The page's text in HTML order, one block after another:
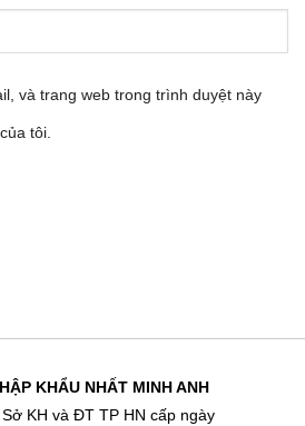
và trang web trong trình duyệt này
tôi.
KHẨU NHẤT MINH ANH
KH và ĐT TP HN cấp ngày